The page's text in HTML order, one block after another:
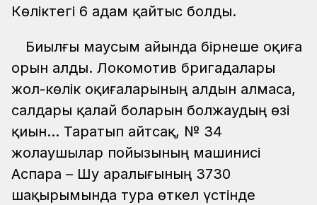
Көліктегі 6 адам қайтыс болды.
Биылғы маусым айында бірнеше оқиға
орын алды. Локомотив бригадалары
жол-көлік оқиғаларының алдын алмаса,
салдары қалай боларын болжаудың өзі
қиын... Таратып айтсақ, № 34
жолаушылар пойызының машинисі
Аспара – Шу аралығының 3730
шақырымында тура өткел үстінде